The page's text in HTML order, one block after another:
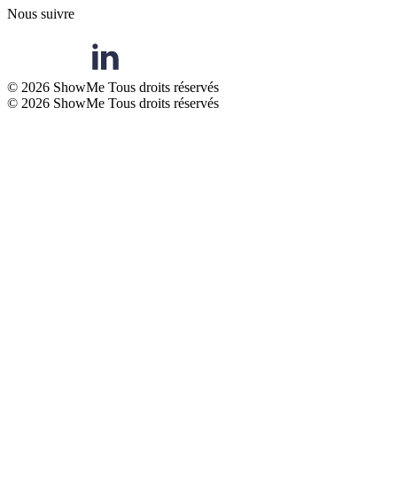
Nous suivre
© 2026 ShowMe Tous droits réservés
© 2026 ShowMe Tous droits réservés